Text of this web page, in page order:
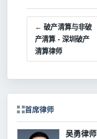
← 破产清算与非破
产清算 - 深圳破产
清算律师
首席律师
吴勇律师